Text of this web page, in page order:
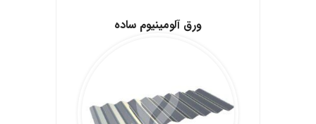
ورق آلومینیوم ساده